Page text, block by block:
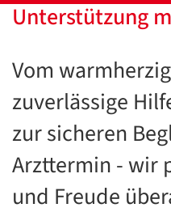
Unterstützung
Vom
zuverlässige
zur sicheren
Arzttermin - wir
und Freude